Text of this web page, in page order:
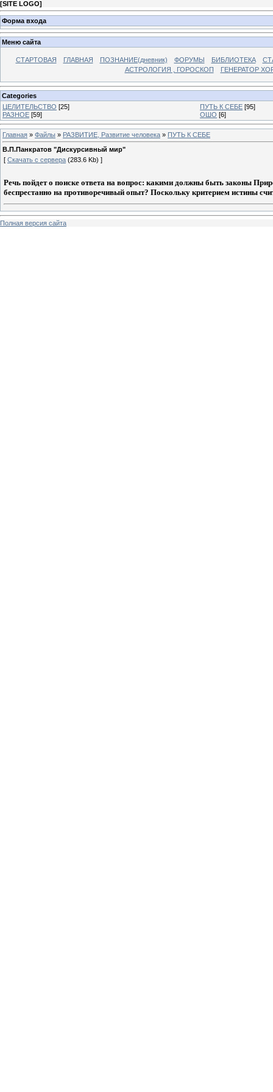
[SITE LOGO]
Форма входа
Меню сайта
СТАРТОВАЯ ГЛАВНАЯ ПОЗНАНИЕ(дневник) ФОРУМЫ БИБЛИОТЕКА
АСТРОЛОГИЯ , ГОРОСКОП
ГЕНЕРАТОР
Categories
ЦЕЛИТЕЛЬСТВО [25] ПУТЬ К СЕБЕ [95]
РАЗНОЕ [59] ОШО [6]
Главная » Файлы » РАЗВИТИЕ, Развитие человека » ПУТЬ К СЕБЕ
В.П.Панкратов "Дискурсивный мир"
[ Скачать с сервера (283.6 Kb) ]
Речь пойдет о поиске ответа на вопрос: какими должны быть законы
беспрестанно на противоречивый опыт? Поскольку критерием истины
Полная версия сайта